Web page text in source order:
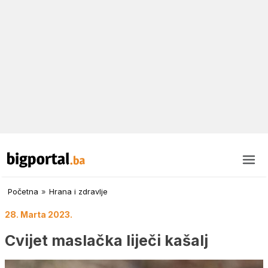
Početna » Hrana i zdravlje
28. Marta 2023.
Cvijet maslačka liječi kašalj